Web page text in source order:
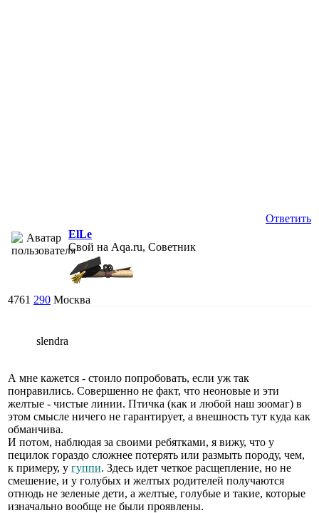
Ответить
ElLe
Свой на Aqa.ru, Советник
4761 290 Москва
slendra
А мне кажется - стоило попробовать, если уж так
понравились. Совершенно не факт, что неоновые и эти
желтые - чистые линии. Птичка (как и любой наш зоомаг) в
этом смысле ничего не гарантирует, а внешность тут куда как
обманчива.
И потом, наблюдая за своими ребятками, я вижу, что у
пецилок гораздо сложнее потерять или размыть породу, чем,
к примеру, у гуппи. Здесь идет четкое расщепление, но не
смешение, и у голубых и желтых родителей получаются
отнюдь не зеленые дети, а желтые, голубые и такие, которые
изначально вообще не были проявлены.